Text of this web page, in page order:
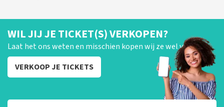
WIL JIJ JE TICKET(S) VERKOPEN?
Laat het ons weten en misschien kopen wij ze wel van je!
VERKOOP JE TICKETS